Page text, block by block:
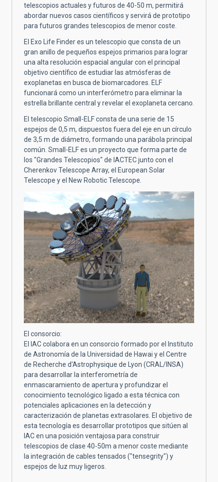
telescopios actuales y futuros de 40-50 m, permitirá
abordar nuevos casos científicos y servirá de prototipo
para futuros grandes telescopios de menor coste.
El Exo Life Finder es un telescopio que consta de un
gran anillo de pequeños espejos primarios para lograr
una alta resolución espacial angular con el principal
objetivo científico de estudiar las atmósferas de
exoplanetas en busca de biomarcadores. ELF
funcionará como un interferómetro para eliminar la
estrella brillante central y revelar el exoplaneta cercano.
El telescopio Small-ELF consta de una serie de 15
espejos de 0,5 m, dispuestos fuera del eje en un círculo
de 3,5 m de diámetro, formando una parábola principal
común. Small-ELF es un proyecto que forma parte de
los "Grandes Telescopios" de IACTEC junto con el
Cherenkov Telescope Array, el European Solar
Telescope y el New Robotic Telescope.
El consorcio:
El IAC colabora en un consorcio formado por el Instituto
de Astronomía de la Universidad de Hawai y el Centre
de Recherche d'Astrophysique de Lyon (CRAL/INSA)
para desarrollar la interferometría de
enmascaramiento de apertura y profundizar el
conocimiento tecnológico ligado a esta técnica con
potenciales aplicaciones en la detección y
caracterización de planetas extrasolares. El objetivo de
esta tecnología es desarrollar prototipos que sitúen al
IAC en una posición ventajosa para construir
telescopios de clase 40-50m a menor coste mediante
la integración de cables tensados ("tensegrity") y
espejos de luz muy ligeros.